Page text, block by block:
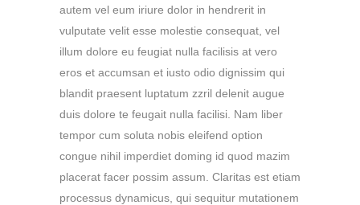
autem vel eum iriure dolor in hendrerit in
vulputate velit esse molestie consequat, vel
illum dolore eu feugiat nulla facilisis at vero
eros et accumsan et iusto odio dignissim qui
blandit praesent luptatum zzril delenit augue
duis dolore te feugait nulla facilisi. Nam liber
tempor cum soluta nobis eleifend option
congue nihil imperdiet doming id quod mazim
placerat facer possim assum. Claritas est etiam
processus dynamicus, qui sequitur mutationem